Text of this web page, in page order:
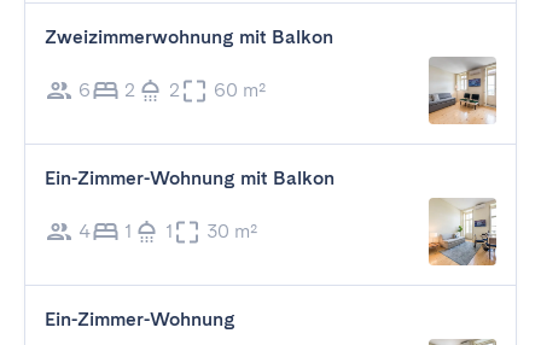
Zweizimmerwohnung mit Balkon
6 2 2 60 m²
Ein-Zimmer-Wohnung mit Balkon
4 1 1 30 m²
Ein-Zimmer-Wohnung